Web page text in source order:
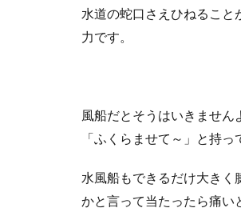
せないか
ら・・・
水道の蛇口さえひねるこ
力です。
風船だとそうはいきません
「ふくらませて～」と持
水風船もできるだけ大きく
かと言って当たったら痛い